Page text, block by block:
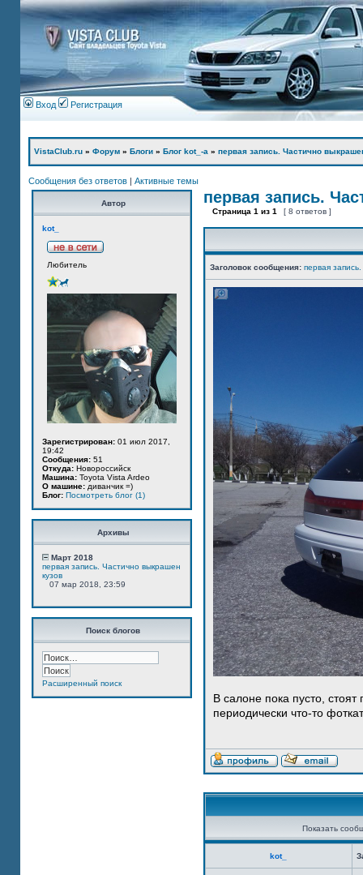
Вход Регистрация
VistaClub.ru » Форум » Блоги » Блог kot_-а » первая запись. Частично
Сообщения без ответов | Активные темы
Автор
kot_
Любитель
Зарегистрирован: 01 июл 2017,
19:42
Сообщения: 51
Откуда: Новороссийск
Машина: Toyota Vista Ardeo
О машине: диванчик =)
Блог: Посмотреть блог (1)
Архивы
Март 2018
первая запись. Частично выкрашен
кузов
07 мар 2018, 23:59
Поиск блогов
Расширенный поиск
первая запись.
Страница 1 из 1 [ 8 ответов ]
Заголовок сообщения: первая
В салоне пока пусто,
периодически что-то
Показать
kot_